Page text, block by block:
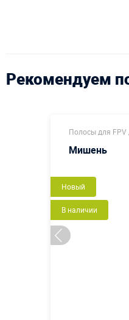
Рекомендуем
Полосы для FPV
Мишень
Новый
В наличии